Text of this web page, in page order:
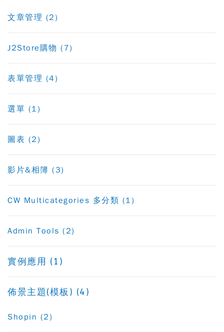
文章管理 (2)
J2Store購物 (7)
表單管理 (4)
選單 (1)
圖表 (2)
影片&相簿 (3)
CW Multicategories 多分類 (1)
Admin Tools (2)
實例應用 (1)
佈景主題(模板) (4)
Shopin (2)